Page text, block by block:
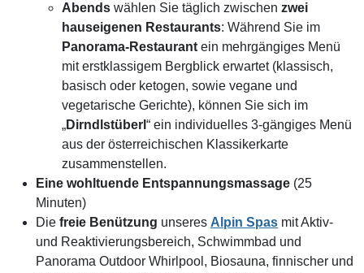
Abends wählen Sie täglich zwischen zwei
hauseigenen Restaurants: Während Sie im
Panorama-Restaurant ein mehrgängiges Menü
mit erstklassigem Bergblick erwartet (klassisch,
basisch oder ketogen, sowie vegane und
vegetarische Gerichte), können Sie sich im
„Dirndlstüberl “ ein individuelles 3-gängiges Menü
aus der österreichischen Klassikerkarte
zusammenstellen.
Eine wohltuende Entspannungsmassage (25
Minuten)
Die freie Benützung unseres Alpin Spas mit Aktiv-
und Reaktivierungsbereich, Schwimmbad und
Panorama Outdoor Whirlpool, Biosauna, finnischer und